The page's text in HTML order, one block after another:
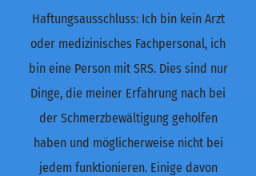
Haftungsausschluss: Ich bin kein Arzt
oder medizinisches Fachpersonal, ich
bin eine Person mit SRS. Dies sind nur
Dinge, die meiner Erfahrung nach bei
der Schmerzbewältigung geholfen
haben und möglicherweise nicht bei
jedem funktionieren. Einige davon